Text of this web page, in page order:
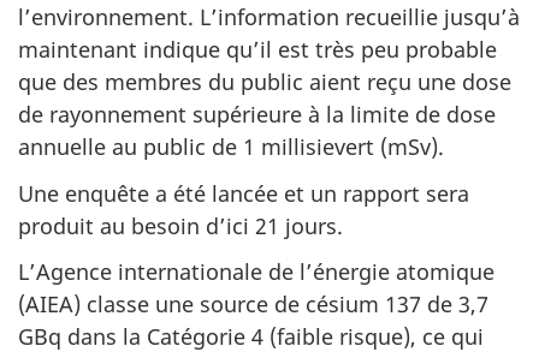
l’environnement. L’information recueillie jusqu’à
maintenant indique qu’il est très peu probable
que des membres du public aient reçu une dose
de rayonnement supérieure à la limite de dose
annuelle au public de 1 millisievert (mSv).
Une enquête a été lancée et un rapport sera
produit au besoin d’ici 21 jours.
L’Agence internationale de l’énergie atomique
(AIEA) classe une source de césium 137 de 3,7
GBq dans la Catégorie 4 (faible risque), ce qui